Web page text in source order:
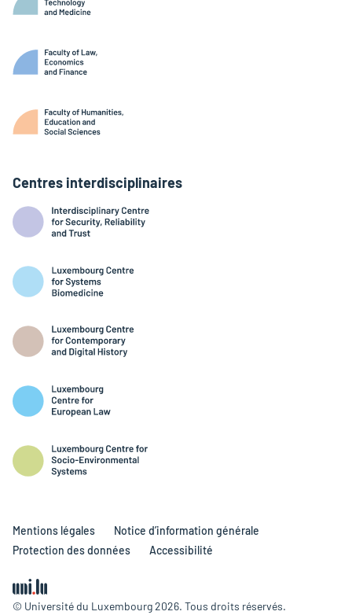
Centres interdisciplinaires
© Université du Luxembourg 2026. Tous droits réservés.
Mentions légales
Notice d’information générale
Protection des données
Accessibilité